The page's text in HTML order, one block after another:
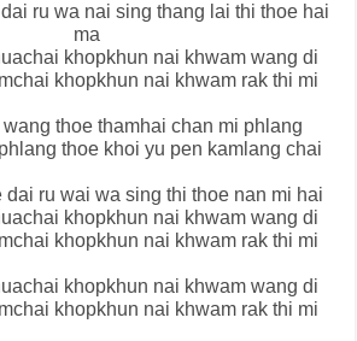
ru wa nai sing thang lai thi thoe hai
ma
khopkhun nai khwam wang di
khopkhun nai khwam rak thi mi
thoe thamhai chan mi phlang
thoe khoi yu pen kamlang chai
dai ru wai wa sing thi thoe nan mi hai
khopkhun nai khwam wang di
khopkhun nai khwam rak thi mi
khopkhun nai khwam wang di
khopkhun nai khwam rak thi mi